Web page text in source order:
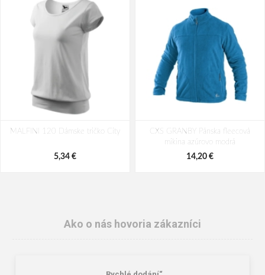
MALFINI 120 Dámske tričko City
5,34 €
CXS GRANBY Pánska fleecová
mikina azúrovo modrá
14,20 €
Ako o nás hovoria zákazníci